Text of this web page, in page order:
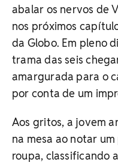
abalar os nervos de
nos próximos
da Globo. Em pleno
trama das seis
amargurada para o
por conta de um
Aos gritos, a jovem
na mesa ao notar
roupa, classificando